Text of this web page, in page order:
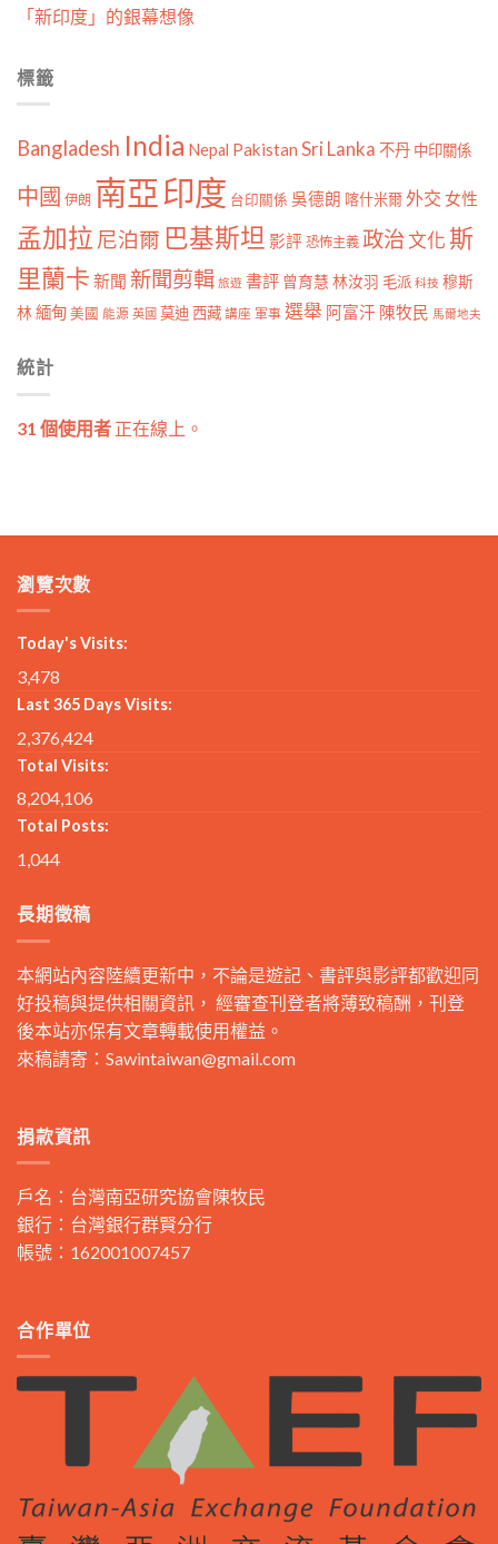
「新印度」的銀幕想像
標籤
Bangladesh India Nepal Pakistan Sri Lanka 不丹 中印關係
中國 伊朗 南亞印度 台印關係 吳德朗 喀什米爾外交 女性
孟加拉 尼泊爾 巴基斯坦 影評 恐怖主義 政治文化斯
里蘭卡 新聞 新聞剪輯 旅遊 書評 曾育慧 林汝羽 毛派 科技 穆斯
林 緬甸 美國 能源 英國 莫迪 西藏 講座 軍事 選舉 阿富汗 陳牧民 馬爾地夫
統計
31 個使用者 正在線上。
瀏覽次數
Today's Visits:
3,478
Last 365 Days Visits:
2,376,424
Total Visits:
8,204,106
Total Posts:
1,044
長期徵稿
本網站內容陸續更新中，不論是遊記、書評與影評都歡迎同
好投稿與提供相關資訊， 經審查刊登者將薄致稿酬，刊登
後本站亦保有文章轉載使用權益。
來稿請寄： Sawintaiwan@gmail.com
捐款資訊
戶名：台灣南亞研究協會陳牧民
銀行：台灣銀行群賢分行
帳號：162001007457
合作單位